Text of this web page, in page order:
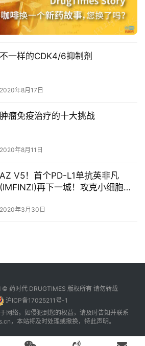
注册
不一样的CDK4/6抑制剂
2020年8月17日
肿瘤免疫治疗的十大挑战
2020年8月11日
AZ V5！首个PD-L1单抗英非凡
(IMFINZI)再下一城！攻克小细胞肺
2020年3月30日
药时代 DRUGTIMES 版权所有 请勿转载
沪ICP备17025211号-1
网络，如侵犯到您的权益，请及时告知并联系
，本站将及时处理或撤换，特此声明。